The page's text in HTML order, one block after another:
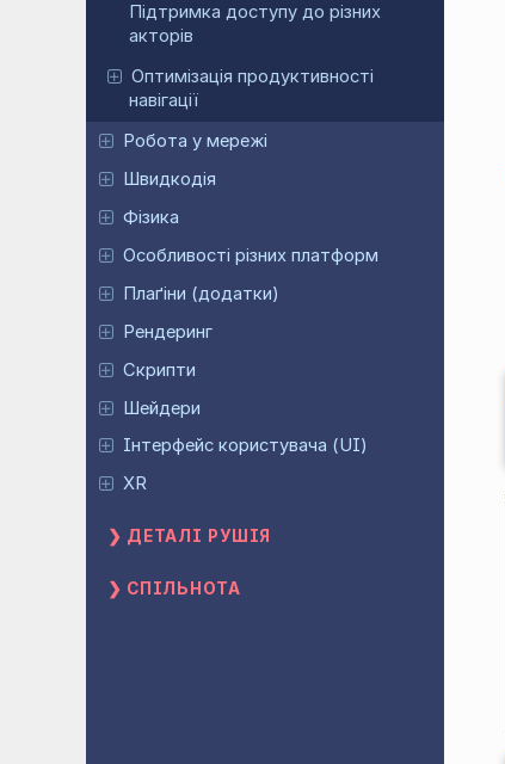
Підтримка доступу до різних
акторів
Оптимізація продуктивності
навігації
Робота у мережі
Швидкодія
Фізика
Особливості різних платформ
Плаґіни (додатки)
Рендеринг
Скрипти
Шейдери
Інтерфейс користувача (UI)
XR
ДЕТАЛІ РУШІЯ
СПІЛЬНОТА